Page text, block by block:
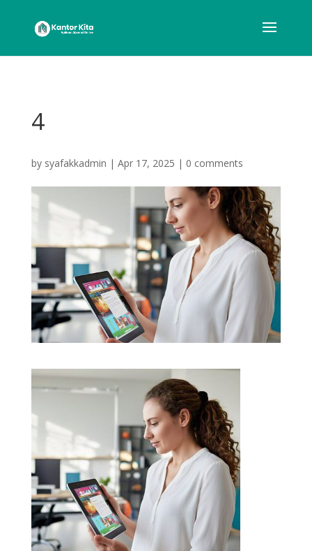
4
by syafakkadmin | Apr 17, 2025 | 0 comments